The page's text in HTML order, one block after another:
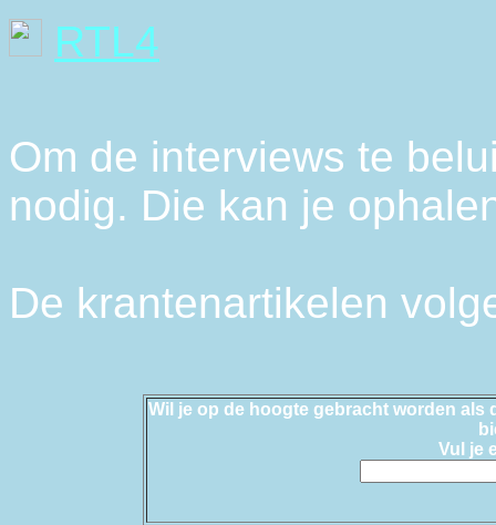
RTL4
Om de interviews te
nodig. Die kan je
De krantenartikelen
Wil je op de hoogte gebracht worden als
Vul je